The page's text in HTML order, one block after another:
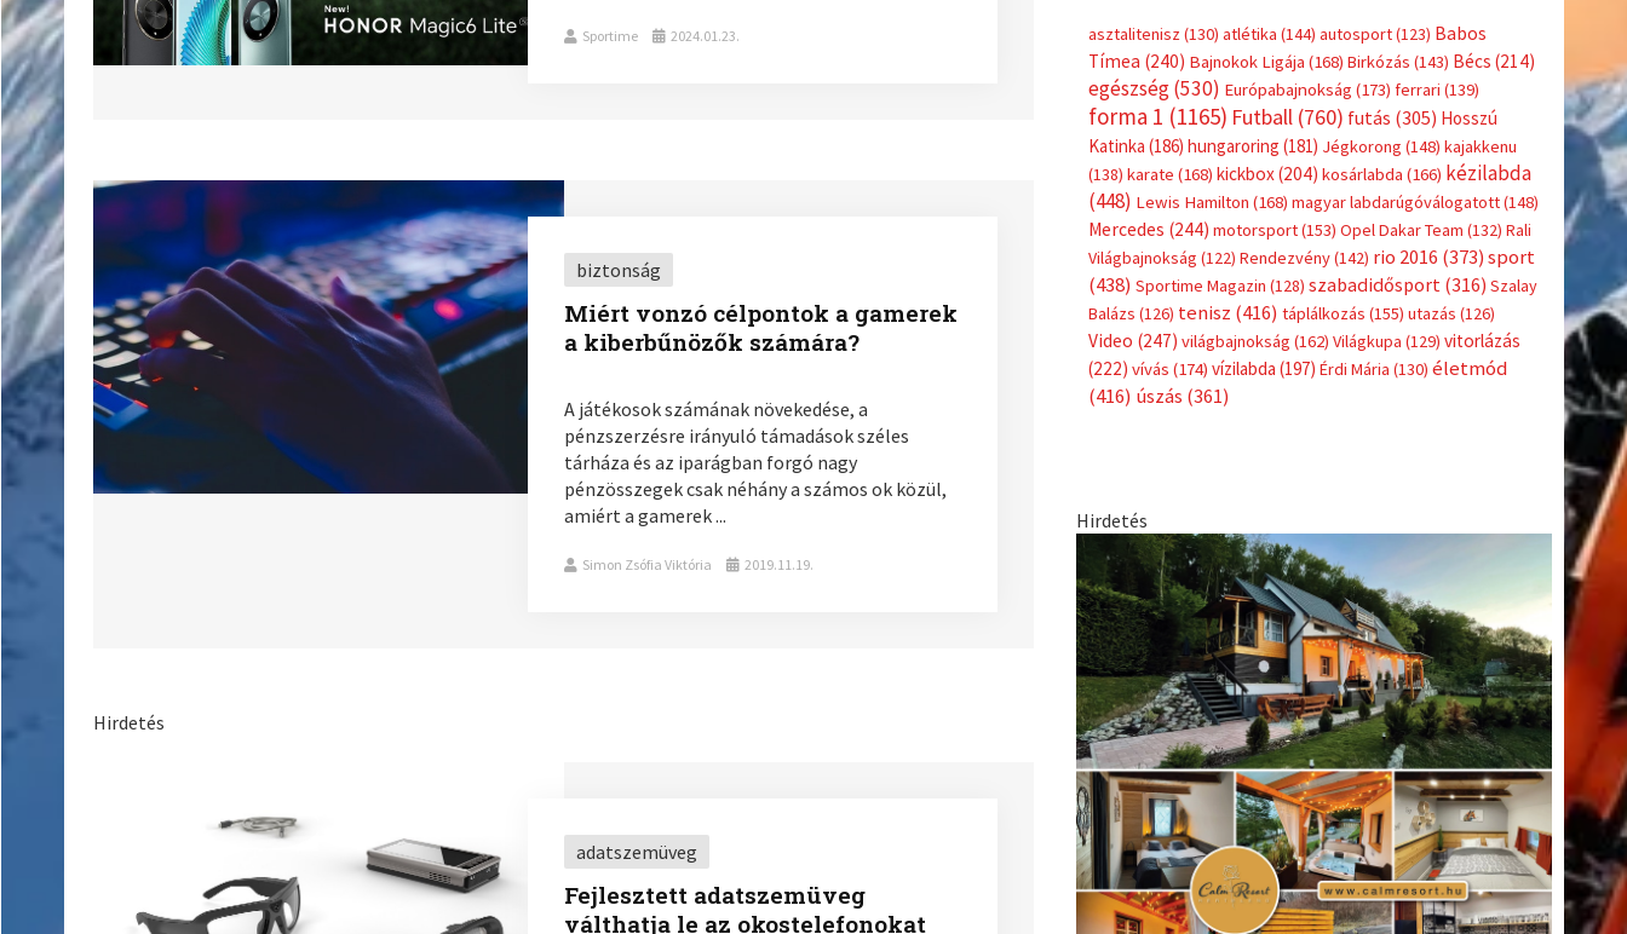
Sportime 2024.01.23.
biztonság
Miért vonzó célpontok a gamerek
a kiberbűnözők számára?
A játékosok számának növekedése, a
pénzszerzésre irányuló támadások széles
tárháza és az iparágban forgó nagy
pénzösszegek csak néhány a számos ok közül,
amiért a gamerek ...
Simon Zsófia Viktória 2019.11.19.
Hirdetés
adatszemüveg
Fejlesztett adatszemüveg
válthatja le az okostelefonokat
asztalitenisz (130) atlétika (144) autosport(123) Babos
Tímea (240) Bajnokok Ligája (168) Birkózás (143) Bécs (214)
egészség(530) Európabajnokság (173) ferrari (139)
forma 1 (1165) Futball (760) futás (305) Hosszú
Katinka (186) hungaroring (181) Jégkorong (148) kajakkenu
(138) karate (168) kickbox(204) kosárlabda (166) kézilabda
(448) Lewis Hamilton (168) magyar labdarúgóválogatott(148)
Mercedes (244) motorsport(153) Opel Dakar Team (132) Rali
Világbajnokság (122) Rendezvény(142) rio 2016 (373) sport
(438) Sportime Magazin (128) szabadidősport (316) Szalay
Balázs (126) tenisz (416) táplálkozás (155) utazás (126)
Video (247) világbajnokság (162) Világkupa (129) vitorlázás
(222) vívás (174) vízilabda (197) Érdi Mária (130) életmód
(416) úszás (361)
Hirdetés